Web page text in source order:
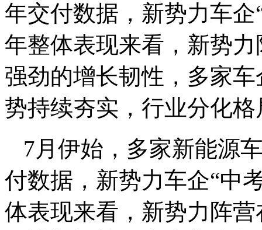
年交付数据，新势力车
年整体表现来看，新势
强劲的增长韧性，多家
势持续夯实，行业分化
7月伊始，多家新能源
付数据，新势力车企“中
体表现来看，新势力阵